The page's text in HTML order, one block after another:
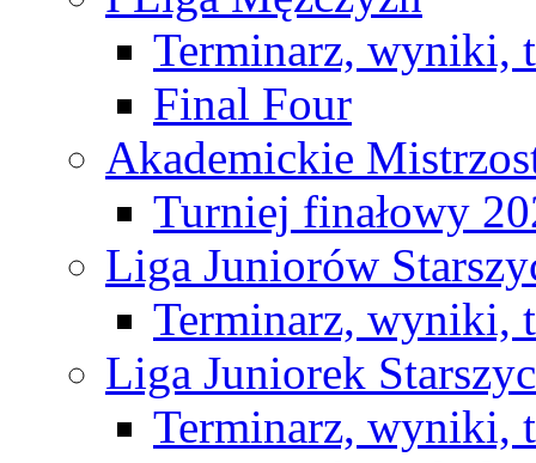
Terminarz, wyniki,
Final Four
Akademickie
Turniej finałowy
Liga Juniorów
Terminarz, wyniki,
Liga Juniorek
Terminarz, wyniki,